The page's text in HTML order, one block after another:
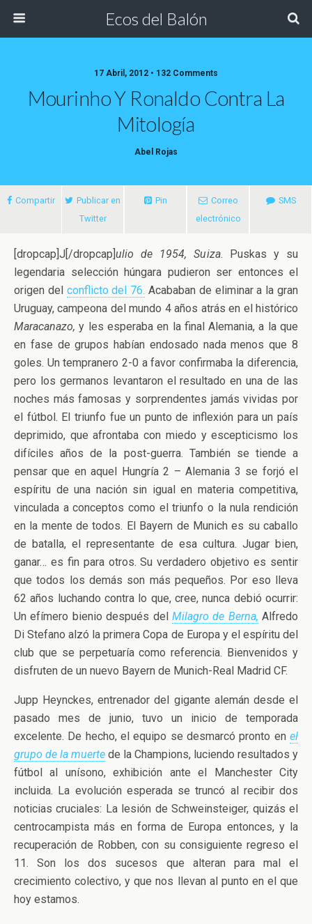
Ecos del Balón
17 Abril, 2012 • 132 Comments
Mourinho Y Ronaldo Contra La
Mitología
Abel Rojas
Compartir
Publicar en
Twitter
Pin
Correo
electrónico
SMS
[dropcap]J[/dropcap]ulio de 1954, Suiza. Puskas y su
legendaria selección húngara pudieron ser entonces el
origen del conflicto del 76. Acababan de eliminar a la gran
Uruguay, campeona del mundo 4 años atrás en el histórico
Maracanazo, y les esperaba en la final Alemania, a la que
en fase de grupos habían endosado nada menos que 8
goles. Un tempranero 2-0 a favor confirmaba la diferencia,
pero los germanos levantaron el resultado en una de las
noches más famosas y sorprendentes jamás vividas por
el fútbol. El triunfo fue un punto de inflexión para un país
deprimido, que afrontaba con miedo y escepticismo los
difíciles años de la post-guerra. También se tiende a
pensar que en aquel Hungría 2 – Alemania 3 se forjó el
espíritu de una nación sin igual en materia competitiva,
vinculada a conceptos como el triunfo o la nula rendición
en la mente de todos. El Bayern de Munich es su caballo
de batalla, el representante de esa cultura. Jugar bien,
ganar… es fin para otros. Su verdadero objetivo es sentir
que todos los demás son más pequeños. Por eso lleva
62 años luchando contra lo que, cree, nunca debió ocurrir:
Un efímero bienio después del Milagro de Berna, Alfredo
Di Stefano alzó la primera Copa de Europa y el espíritu del
club que se perpetuaría como referencia. Bienvenidos y
disfruten de un nuevo Bayern de Munich-Real Madrid CF.
Jupp Heynckes, entrenador del gigante alemán desde el
pasado mes de junio, tuvo un inicio de temporada
excelente. De hecho, el equipo se desmarcó pronto en el
grupo de la muerte de la Champions, luciendo resultados y
fútbol al unísono, exhibición ante el Manchester City
incluida. La evolución esperada se truncó al recibir dos
noticias cruciales: La lesión de Schweinsteiger, quizás el
centrocampista más en forma de Europa entonces, y la
recuperación de Robben, con su consiguiente regreso el
11. Son los dos sucesos que alteran para mal el
crecimiento colectivo, y que nos llevan al punto en el que
hoy estamos.